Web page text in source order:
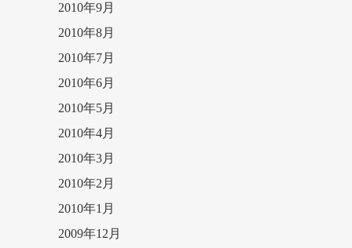
2010年9月
2010年8月
2010年7月
2010年6月
2010年5月
2010年4月
2010年3月
2010年2月
2010年1月
2009年12月